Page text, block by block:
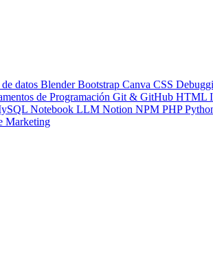
datos BlenderBootstrap Canva CSS
de Programación Git & GitHub HTML
Notebook LLM Notion NPM PHP
Marketing